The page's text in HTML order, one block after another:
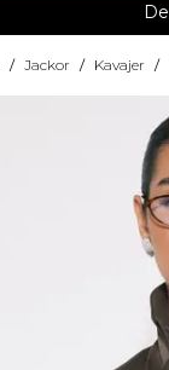
/ Jackor / Kavajer /